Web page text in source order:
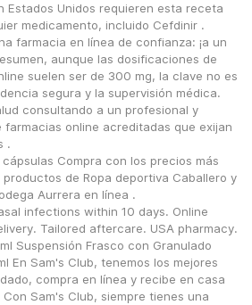
Estados Unidos requieren esta receta
medicamento, incluido Cefdinir .
farmacia en línea de confianza: ¡a un
aunque las dosificaciones de
suelen ser de 300 mg, la clave no es
segura y la supervisión médica.
consultando a un profesional y
farmacias online acreditadas que exijan
.
Compra con los precios más
de Ropa deportiva Caballero y
Aurrera en línea .
infections within 10 days. Online
Tailored aftercare. USA pharmacy.
Suspensión Frasco con Granulado
En Sam's Club, tenemos los mejores
compra en línea y recibe en casa
Sam's Club, siempre tienes una